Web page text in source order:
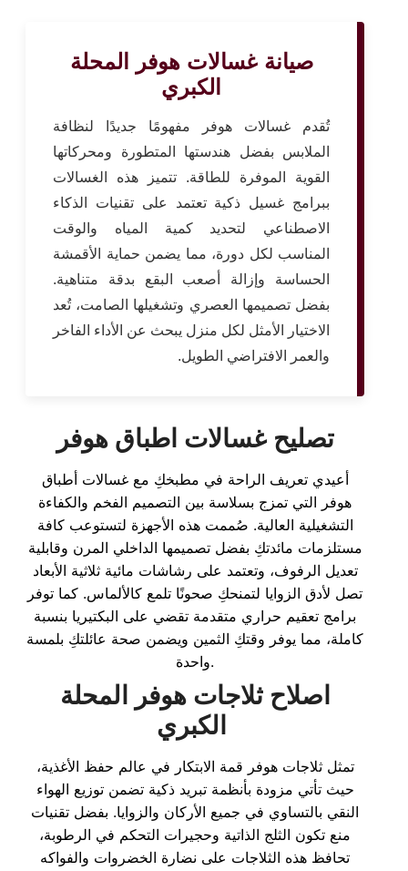
صيانة غسالات هوفر المحلة
الكبري
تُقدم غسالات هوفر مفهومًا جديدًا لنظافة
الملابس بفضل هندستها المتطورة ومحركاتها
القوية الموفرة للطاقة. تتميز هذه الغسالات
ببرامج غسيل ذكية تعتمد على تقنيات الذكاء
الاصطناعي لتحديد كمية المياه والوقت
المناسب لكل دورة، مما يضمن حماية الأقمشة
الحساسة وإزالة أصعب البقع بدقة متناهية.
بفضل تصميمها العصري وتشغيلها الصامت، تُعد
الاختيار الأمثل لكل منزل يبحث عن الأداء الفاخر
والعمر الافتراضي الطويل.
تصليح غسالات اطباق هوفر
أعيدي تعريف الراحة في مطبخكِ مع غسالات أطباق
هوفر التي تمزج بسلاسة بين التصميم الفخم والكفاءة
التشغيلية العالية. صُممت هذه الأجهزة لتستوعب كافة
مستلزمات مائدتكِ بفضل تصميمها الداخلي المرن وقابلية
تعديل الرفوف، وتعتمد على رشاشات مائية ثلاثية الأبعاد
تصل لأدق الزوايا لتمنحكِ صحونًا تلمع كالألماس. كما توفر
برامج تعقيم حراري متقدمة تقضي على البكتيريا بنسبة
كاملة، مما يوفر وقتكِ الثمين ويضمن صحة عائلتكِ بلمسة
واحدة.
اصلاح ثلاجات هوفر المحلة
تمثل ثلاجات هوفر قمة الابتكار في عالم حفظ الأغذية،
حيث تأتي مزودة بأنظمة تبريد ذكية تضمن توزيع الهواء
النقي بالتساوي في جميع الأركان والزوايا. بفضل تقنيات
منع تكون الثلج الذاتية وحجيرات التحكم في الرطوبة،
تحافظ هذه الثلاجات على نضارة الخضروات والفواكه